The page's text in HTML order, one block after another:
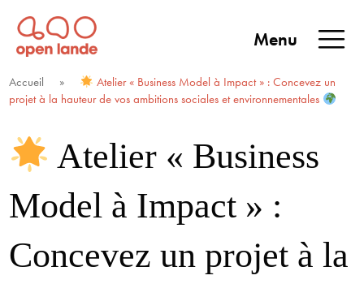
Aller
directement
au
contenu
TERRITOIRES
Open Lande
Entreprises & territoires
Menu
Accueil »
Atelier « Business Model à Impact » : Concevez un
projet à la hauteur de vos ambitions sociales et environnementales
Atelier « Business
Model à Impact » :
Concevez un projet à la